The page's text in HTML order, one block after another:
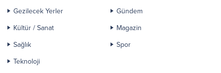
Gezilecek Yerler
Gündem
Kültür / Sanat
Magazin
Sağlık
Spor
Teknoloji